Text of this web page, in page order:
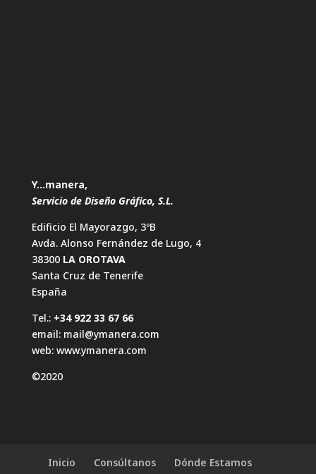
Y…manera,
Servicio de Diseño Gráfico, S.L.
Edificio El Mayorazgo, 3ºB
Avda. Alonso Fernández de Lugo, 4
38300 LA OROTAVA
Santa Cruz de Tenerife
España
Tel.: +34 922 33 67 66
email: mail@ymanera.com
web: www.ymanera.com
©2020
Inicio Consúltanos
Dónde Estamos